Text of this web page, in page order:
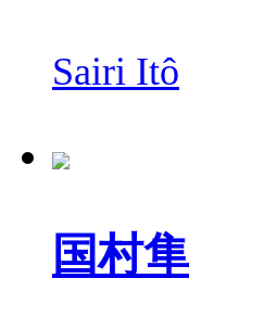
Sairi Itô
国村隼